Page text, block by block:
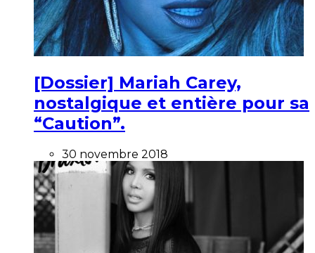
[Dossier] Mariah Carey,
nostalgique et entière pour sa
“Caution”.
30 novembre 2018